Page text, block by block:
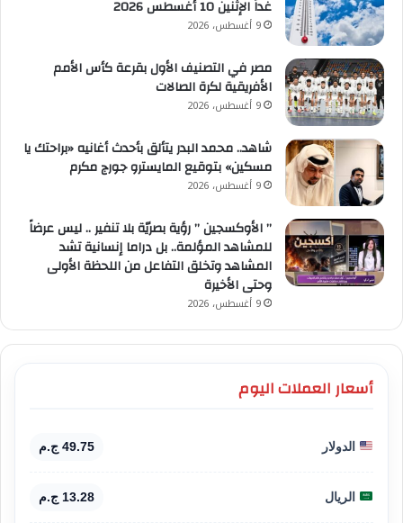
غداً الإثنين 10 أغسطس 2026
9 أغسطس، 2026
مصر في التصنيف الأول بقرعة كأس الأمم
الأفريقية لكرة الصالات
9 أغسطس، 2026
شاهد.. محمد البدر يتألق بأحدث أغانيه «براحتك يا
مسكين» بتوقيع المايسترو جورج مكرم
9 أغسطس، 2026
” الأوكسجين ” رؤية بصريّة بلا تنفير .. ليس عرضاً
للمشاهد المؤلمة.. بل دراما إنسانية تشد
المشاهد وتخلق التفاعل من اللحظة الأولى
وحتى الأخيرة
9 أغسطس، 2026
أسعار العملات اليوم
الدولار 49.75 ج.م
الريال 13.28 ج.م